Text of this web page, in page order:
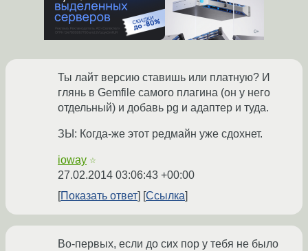
Ты лайт версию ставишь или платную? И
глянь в Gemfile самого плагина (он у него
отдельный) и добавь pg и адаптер и туда.
ЗЫ: Когда-же этот редмайн уже сдохнет.
ioway ☆
27.02.2014 03:06:43 +00:00
Показать ответ
Ссылка
Во-первых, если до сих пор у тебя не было